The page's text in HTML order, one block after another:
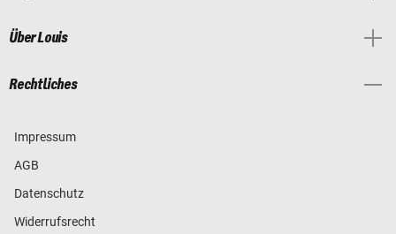
Über Louis
Rechtliches
Impressum
AGB
Datenschutz
Widerrufsrecht